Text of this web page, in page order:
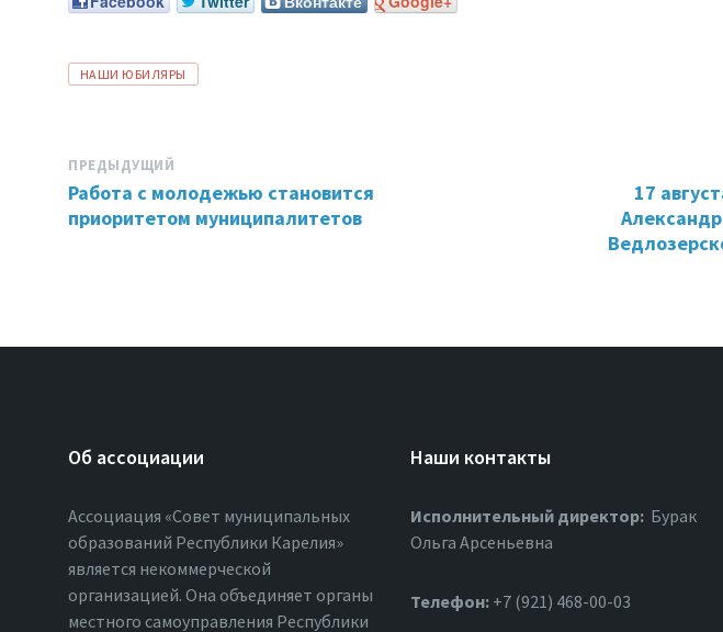
ТЕГИ:
НАШИ ЮБИЛЯРЫ
ПРЕДЫДУЩИЙ
Работа с молодежью становится
приоритетом муниципалитетов
17
Александр
Об ассоциации
Ассоциация «Совет муниципальных
образований Республики Карелия»
является некоммерческой
организацией. Она объединяет органы
местного самоуправления Республики
Наши контакты
Исполнительный директор: Бурак
Ольга Арсеньевна
Телефон: +7 (921) 468-00-03